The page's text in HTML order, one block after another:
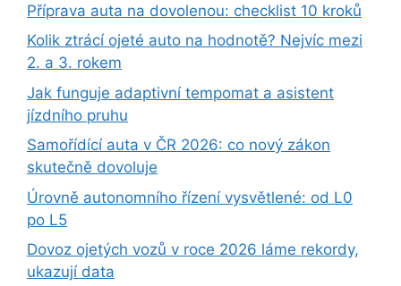
Příprava auta na dovolenou: checklist 10 kroků
Kolik ztrácí ojeté auto na hodnotě? Nejvíc mezi
2. a 3. rokem
Jak funguje adaptivní tempomat a asistent
jízdního pruhu
Samořídící auta v ČR 2026: co nový zákon
skutečně dovoluje
Úrovně autonomního řízení vysvětlené: od L0
po L5
Dovoz ojetých vozů v roce 2026 láme rekordy,
ukazují data